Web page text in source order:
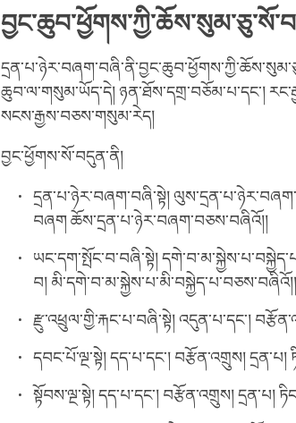
ཆུབ་ལ་གསུམ་ཡོད་དེ། ཉན་ཐོས་དགྲ་བཅོམ་པ་དང་།
སངས་རྒྱས་བཅས་གསུམ་རེད།
བྱང་ཕྱོགས་སོ་བདུན་ནི།
དྲན་པ་ཉེར་བཞག་བཞི་སྟེ།
བཞག ཆོས་དྲན་པ་ཉེར་བཞག་བཅས་བཞིའོ།།
ཡང་དག་སྤོང་བ་བཞི་སྟེ།
བ། མི་དགེ་བ་མ་སྐྱེས་པ་མི་བསྐྱེད་པ་བཅས་བཞིའོ།།
རྫུ་འཕྲུལ་གྱི་རྐང་པ་བཞི་སྟེ། འདུན་པ་དང་།
དབང་པོ་ལྔ་སྟེ། དད་པ་དང་། བརྩོན་འགྲུས། དྲན་པ།
སྟོབས་ལྔ་སྟེ། དད་པ་དང་། བརྩོན་འགྲུས། དྲན་པ།